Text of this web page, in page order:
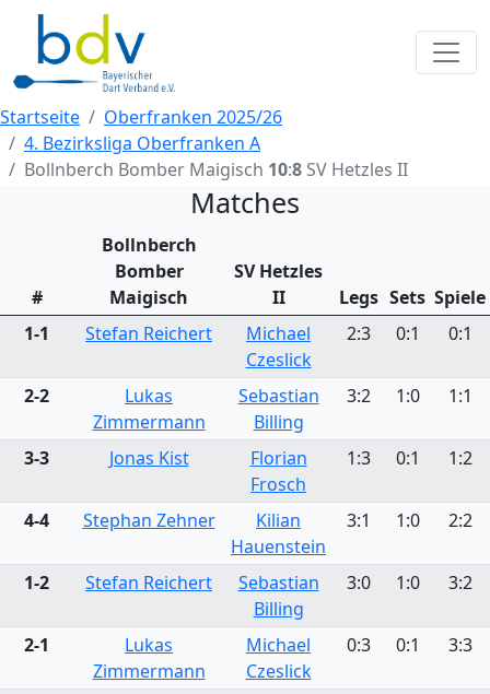
Startseite
Oberfranken 2025/26
4. Bezirksliga Oberfranken A
Bollnberch Bomber Maigisch 10:8 SV Hetzles II
Matches
#
Bollnberch
Bomber
Maigisch
SV Hetzles
II
Legs Sets Spiele
1-1
Stefan Reichert
Michael
Czeslick
2:3 0:1 0:1
2-2
Lukas
Zimmermann
Sebastian
Billing
3:2 1:0 1:1
3-3 Jonas Kist
Florian
Frosch
1:3 0:1 1:2
4-4 Stephan Zehner
Kilian
Hauenstein
3:1 1:0 2:2
1-2 Stefan Reichert
Sebastian
Billing
3:0 1:0 3:2
2-1
Lukas
Zimmermann
Michael
Czeslick
0:3 0:1 3:3